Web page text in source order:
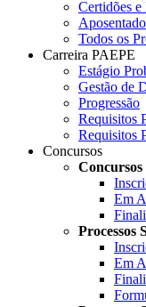
Certidões e
Todos os
Carreira PAEPE
Estágio
Gestão de
Progressão
Requisitos
Requisitos
Concursos
Concursos
Em
Processos
Em